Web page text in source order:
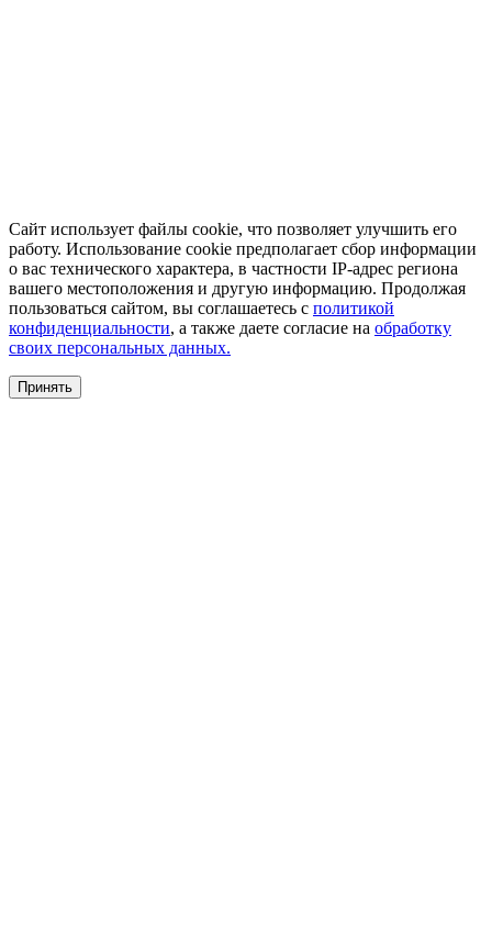
Сайт использует файлы cookie, что позволяет улучшить его
работу. Использование cookie предполагает сбор информации
о вас технического характера, в частности IP-адрес региона
вашего местоположения и другую информацию. Продолжая
пользоваться сайтом, вы соглашаетесь с политикой
конфиденциальности, а также даете согласие на обработку
своих персональных данных.
Принять